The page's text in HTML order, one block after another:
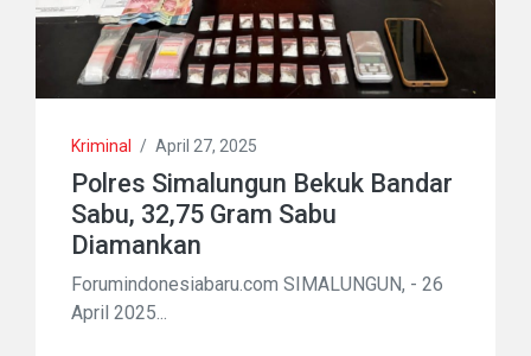
Kriminal / April 27, 2025
Polres Simalungun Bekuk Bandar
Sabu, 32,75 Gram Sabu
Diamankan
Forumindonesiabaru.com SIMALUNGUN, - 26
April 2025...